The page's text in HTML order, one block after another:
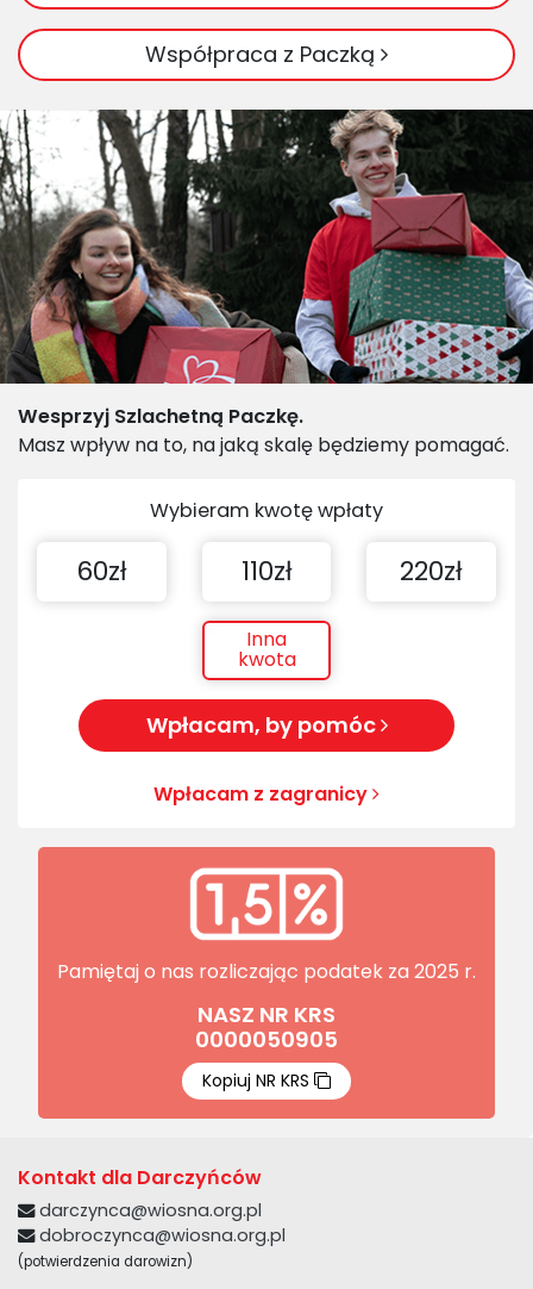
Współpraca z Paczką
Wesprzyj Szlachetną Paczkę.
Masz wpływ na to, na jaką skalę będziemy pomagać.
Wybieram kwotę wpłaty
60zł 110zł 220zł
Inna
kwota
Wpłacam, by pomóc
Wpłacam z zagranicy
Pamiętaj o nas rozliczając podatek za 2025 r.
NASZ NR KRS
0000050905
Kopiuj NR KRS
Kontakt dla Darczyńców
darczynca@wiosna.org.pl
dobroczynca@wiosna.org.pl
(potwierdzenia darowizn)